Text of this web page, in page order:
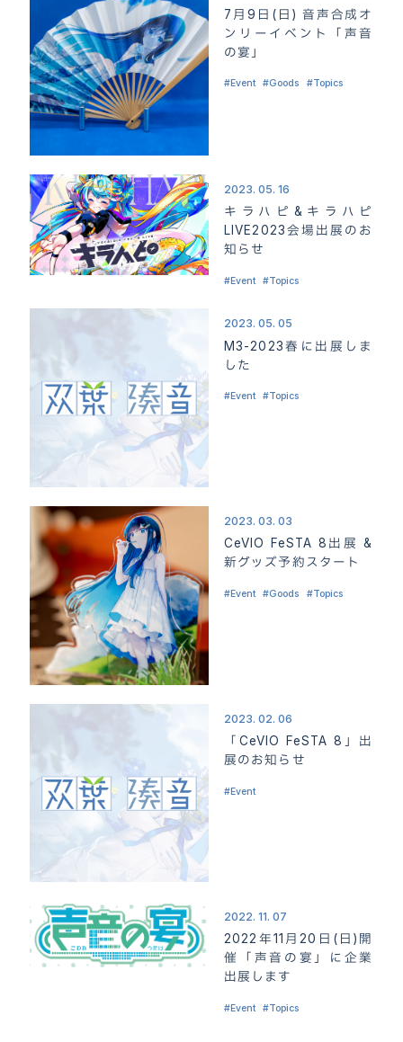
ホーム
お知らせ NEWS
キャラクター“双葉湊音” CHARACTER
製品情報 PACKAGE
素材集
利用規約
オフィシャルショップ SHOP
お問い合わせ CONTACT
7月9日(日) 音声合成オ
ンリーイベント「声音
の宴」
Event Goods Topics
2023. 05. 16
キラハピ&キラハピ
LIVE2023会場出展のお
知らせ
Event Topics
2023. 05. 05
M3-2023春に出展しま
した
Event Topics
2023. 03. 03
CeVIO FeSTA 8出展 &
新グッズ予約スタート
Event Goods Topics
2023. 02. 06
「CeVIO FeSTA 8」出
展のお知らせ
Event
2022. 11. 07
2022年11月20日(日)開
催「声音の宴」に企業
出展します
Event Topics